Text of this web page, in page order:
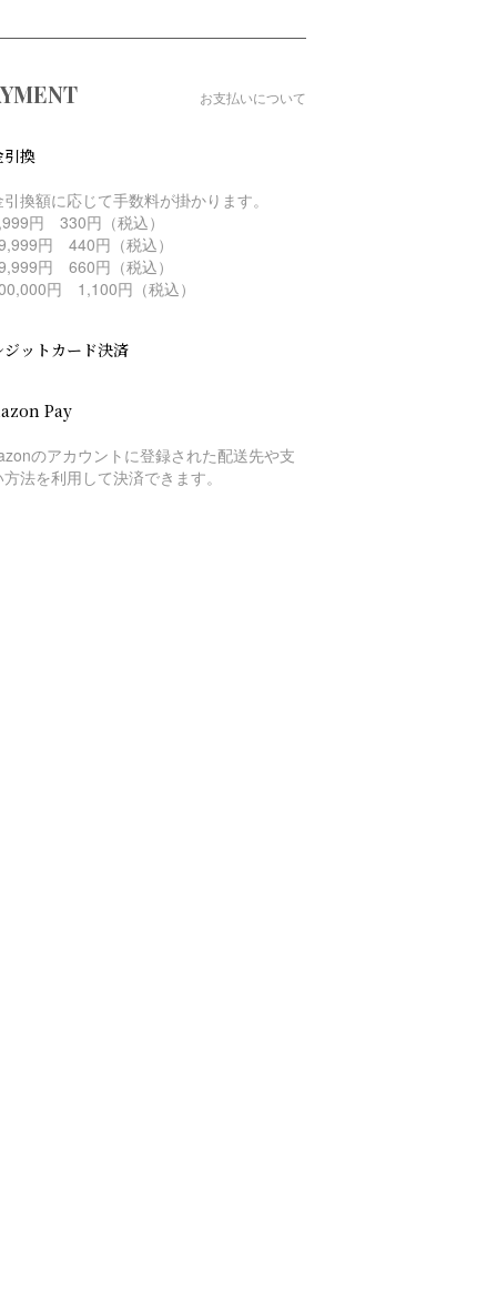
お支払いについて
引換
換額に応じて手数料が掛かります。
円 330円（税込）
円 440円（税込）
円 660円（税込）
円 1,100円（税込）
ジットカード決済
Pay
のアカウントに登録された配送先や支
法を利用して決済できます。